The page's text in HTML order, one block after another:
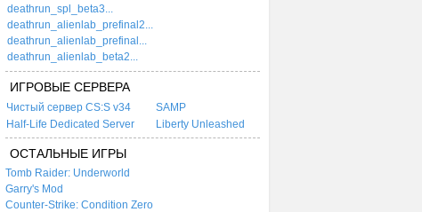
deathrun_spl_beta3...
deathrun_alienlab_prefinal2...
deathrun_alienlab_prefinal...
deathrun_alienlab_beta2...
ИГРОВЫЕ СЕРВЕРА
Чистый сервер CS:S v34
SAMP
Half-Life Dedicated Server
Liberty Unleashed
ОСТАЛЬНЫЕ ИГРЫ
Tomb Raider: Underworld
Garry's Mod
Counter-Strike: Condition Zero